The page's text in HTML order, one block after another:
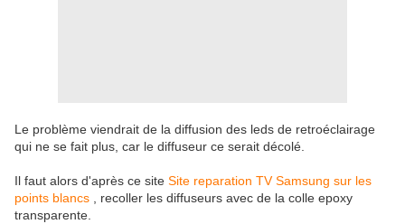
Le problème viendrait de la diffusion des leds de retroéclairage
qui ne se fait plus, car le diffuseur ce serait décolé.
Il faut alors d'après ce site Site reparation TV Samsung sur les
points blancs , recoller les diffuseurs avec de la colle epoxy
transparente.